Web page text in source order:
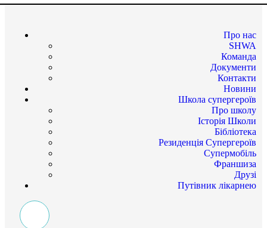
Про нас
SHWA
Команда
Документи
Контакти
Новини
Школа супергероїв
Про школу
Історія Школи
Бібліотека
Резиденція Супергероїв
Супермобіль
Франшиза
Друзі
Путівник лікарнею